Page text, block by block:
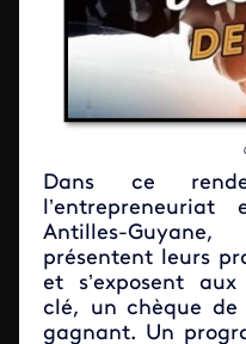
Dans ce
Antilles-
présentent leurs
et s’exposent
clé, un chèque
gagnant. Un